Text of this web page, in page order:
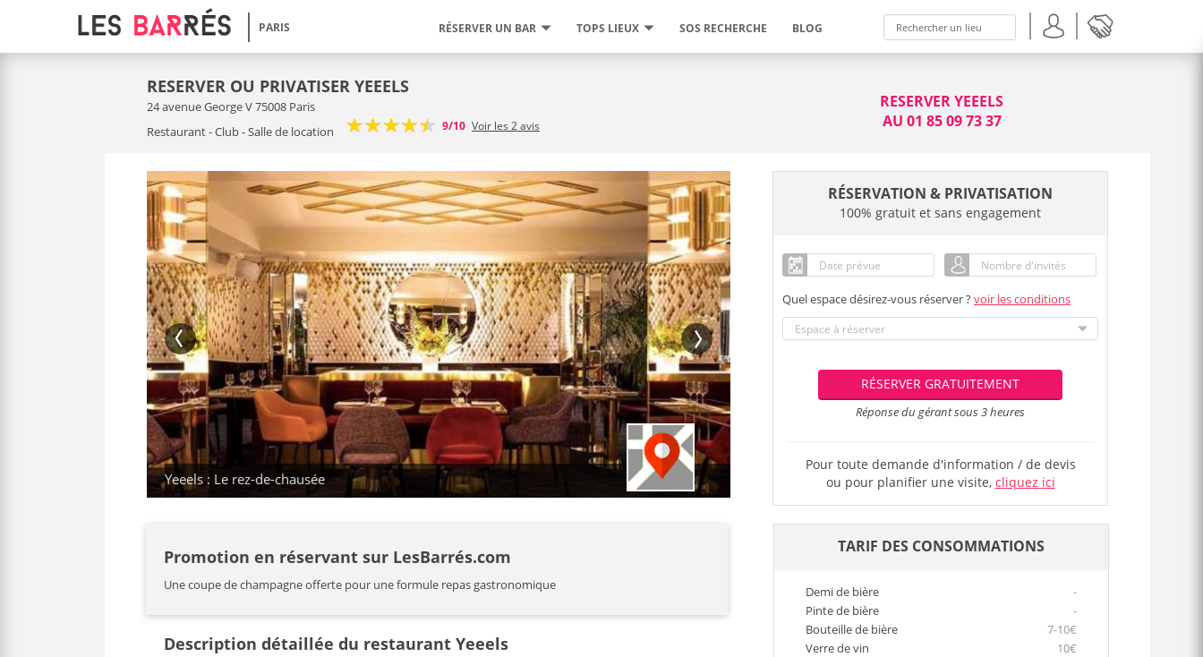
PARIS RÉSERVER UN BAR TOPS LIEUX SOS RECHERCHE BLOG
RESERVER OU PRIVATISER YEEELS
24 avenue George V 75008 Paris
Restaurant - Club - Salle de location
9/10 Voir les 2 avis
RESERVER YEEELS
AU 01 85 09 73 37
Yeeels : Le rez-de-chausée Yeeels : Le bar
RÉSERVATION & PRIVATISATION
100% gratuit et sans engagement
Quel espace désirez-vous réserver ?voir les conditions
RÉSERVER GRATUITEMENT
Réponse du gérant sous 3 heures
Pour toute demande d'information / de devis
ou pour planifier une visite, cliquez ici
Promotion en réservant sur LesBarrés.com
Une coupe de champagne offerte pour une formule repas gastronomique
TARIF DES CONSOMMATIONS
Demi de bière
-
Pinte de bière
-
Bouteille de bière
7-10€
Verre de vin
10€
Description détaillée du restaurant Yeeels